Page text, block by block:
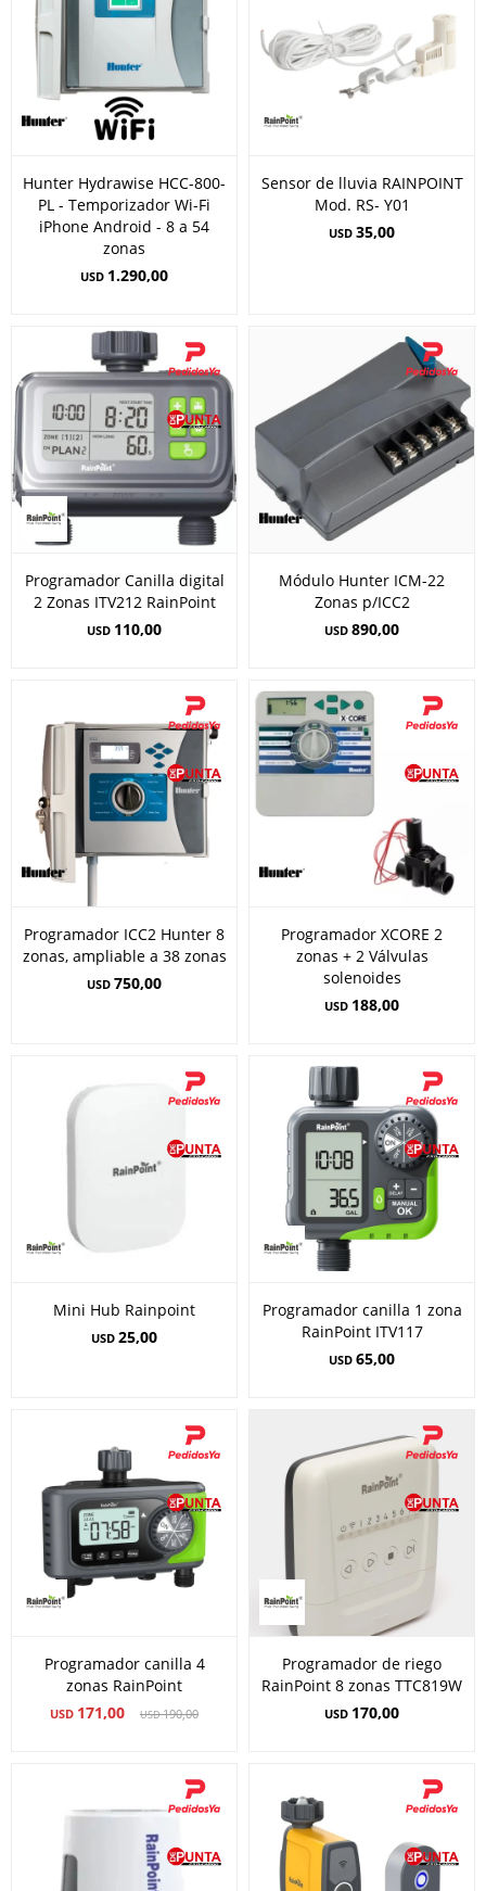
Hunter Hydrawise HCC-800-
PL - Temporizador Wi-Fi
iPhone Android - 8 a 54
zonas
USD 1.290,00
Sensor de lluvia RAINPOINT
Mod. RS- Y01
USD 35,00
Programador Canilla digital
2 Zonas ITV212 RainPoint
USD 110,00
Módulo Hunter ICM-22
Zonas p/ICC2
USD 890,00
Programador ICC2 Hunter 8
zonas, ampliable a 38 zonas
USD 750,00
Programador XCORE 2
zonas + 2 Válvulas
solenoides
USD 188,00
Mini Hub Rainpoint
USD 25,00
Programador canilla 1 zona
RainPoint ITV117
USD 65,00
Programador canilla 4
zonas RainPoint
USD 171,00 USD190,00
Programador de riego
RainPoint 8 zonas TTC819W
USD 170,00